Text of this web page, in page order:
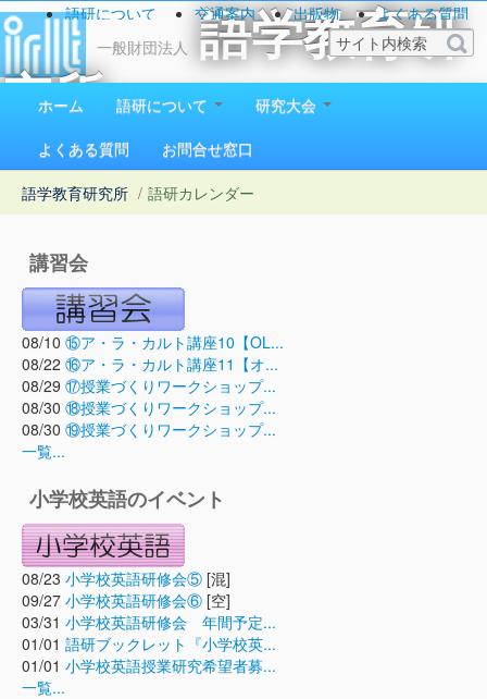
一般財団法人
語学教育研
究所
1923（大正12）年創立
語研について 交通案内 出版物
よくある質問
お問い合わせ
ホーム 語研について
研究大会
よくある質問
お問合せ窓口
語学教育研究所 / 語研カレンダー
講習会
08/10 ⑮ア・ラ・カルト講座10【OL...
08/22 ⑯ア・ラ・カルト講座11【オ...
08/29 ⑰授業づくりワークショップ...
08/30 ⑱授業づくりワークショップ...
08/30 ⑲授業づくりワークショップ...
一覧...
小学校英語のイベント
08/23 小学校英語研修会⑤ [混]
09/27 小学校英語研修会⑥ [空]
03/31 小学校英語研修会 年間予定...
01/01 語研ブックレット『小学校英...
01/01 小学校英語授業研究希望者募...
一覧...